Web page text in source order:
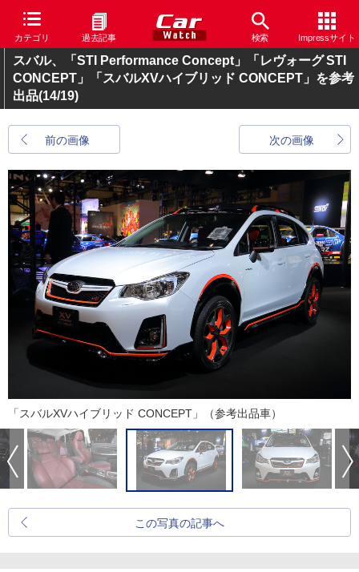
カテゴリ 過去記事 検索 Impressサイト
スバル、「STI Performance Concept」「レヴォーグ STI
CONCEPT」「スバルXVハイブリッド CONCEPT」を参考
出品(14/19)
前の画像 次の画像
「スバルXVハイブリッド CONCEPT」（参考出品車）
この写真の記事へ